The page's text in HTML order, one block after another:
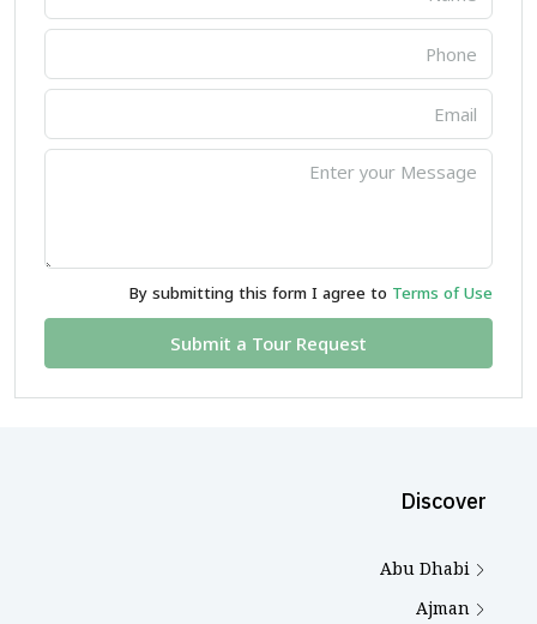
By submitting this form I agree to Terms of Use
Submit a Tour Request
Discover
Abu Dhabi
Ajman